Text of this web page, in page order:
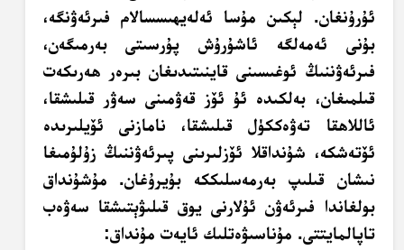
ئۇرۇنغان. لېكىن مۇسا ئەلەيھىسسالام فىرئەۋنگە،
بۇنى ئەمەلگە ئاشۇرۇش پۇرسىتى بەرمىگەن،
فىرئەۋننىڭ ئوغىسىنى قاينىتىدىغان بىرەر ھەرىكەت
قىلمىغان، بەلكىدە ئۇ ئۆز قەۋمىنى سەۋر قىلىشقا،
ئاللاھقا تەۋەككۈل قىلىشقا، نامازنى ئۆيلىرىدە
ئۆتەشكە، شۇنداقلا ئۆزلىرىنى پىرئەۋننىڭ زۇلۇمىغا
نىشان قىلىپ بەرمەسلىككە بۇيرۇغان. مۇشۇنداق
بولغاندا فىرئەۋن ئۇلارنى يوق قىلىۋېتىشقا سەۋەب
تاپالمايتتى. مۇناسىۋەتلىك ئايەت مۇنداق: